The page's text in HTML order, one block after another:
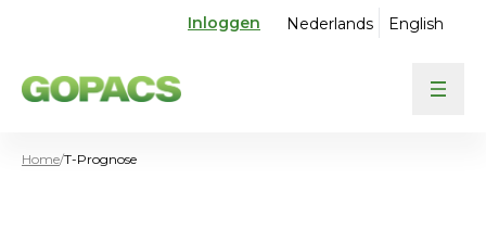
Inloggen Nederlands English
Home/T-Prognose